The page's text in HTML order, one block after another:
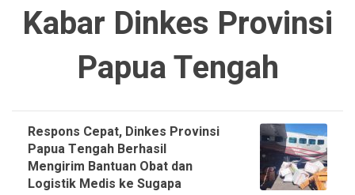
Kabar Dinkes Provinsi
Papua Tengah
Respons Cepat, Dinkes Provinsi
Papua Tengah Berhasil
Mengirim Bantuan Obat dan
Logistik Medis ke Sugapa